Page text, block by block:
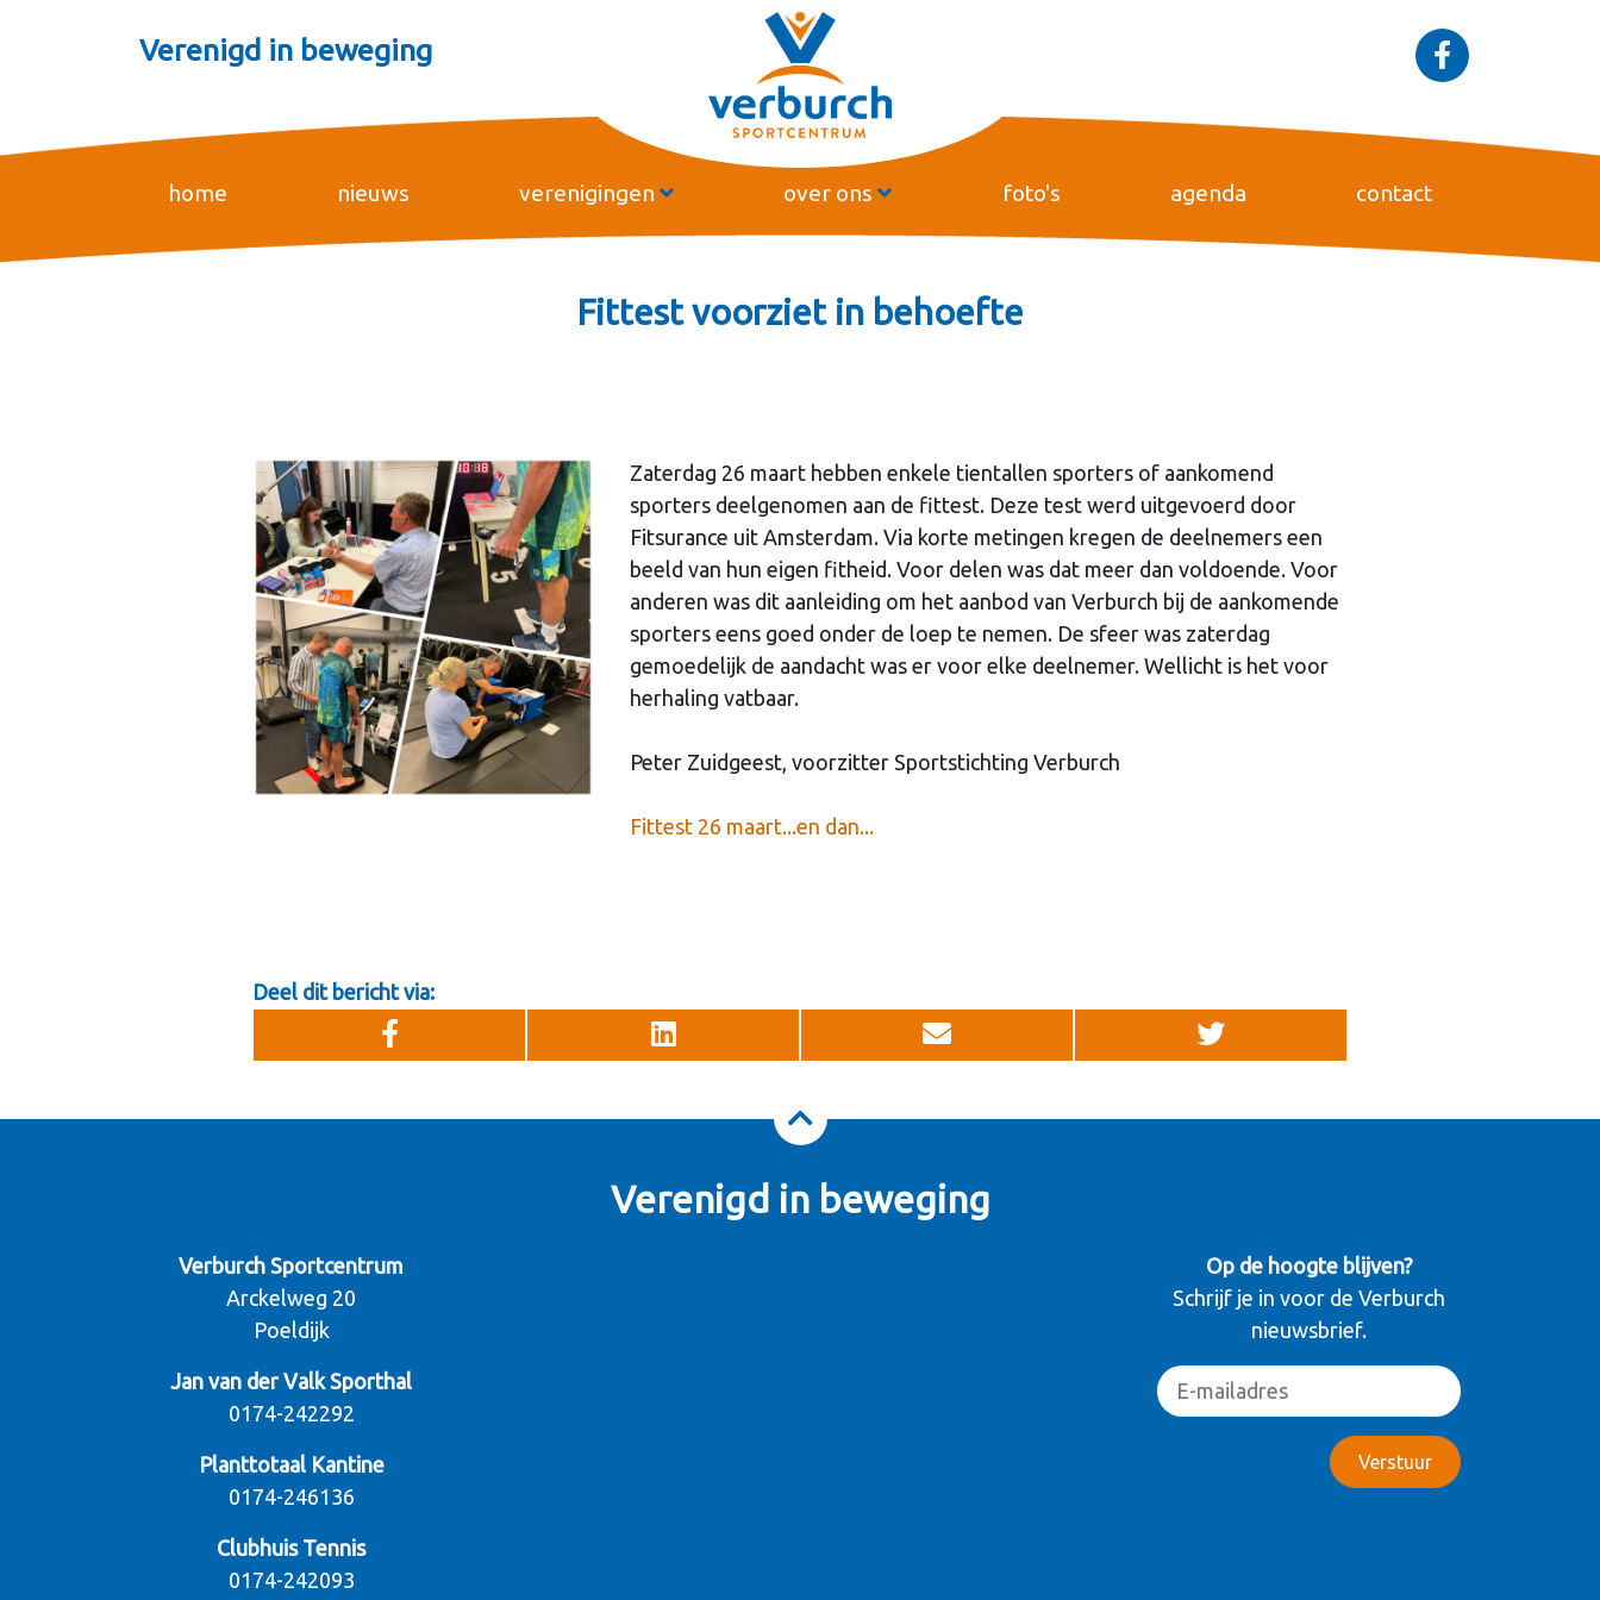
Verenigd in beweging
home nieuws verenigingen over ons foto's agenda contact
Fittest voorziet in behoefte
Zaterdag 26 maart hebben enkele tientallen sporters of aankomend
sporters deelgenomen aan de fittest. Deze test werd uitgevoerd door
Fitsurance uit Amsterdam. Via korte metingen kregen de deelnemers een
beeld van hun eigen fitheid. Voor delen was dat meer dan voldoende. Voor
anderen was dit aanleiding om het aanbod van Verburch bij de aankomende
sporters eens goed onder de loep te nemen. De sfeer was zaterdag
gemoedelijk de aandacht was er voor elke deelnemer. Wellicht is het voor
herhaling vatbaar.
Peter Zuidgeest, voorzitter Sportstichting Verburch
Fittest 26 maart...en dan...
Deel dit bericht via:
Verenigd in beweging
Verburch Sportcentrum
Arckelweg 20
Poeldijk
Jan van der Valk Sporthal
0174-242292
Planttotaal Kantine
0174-246136
Clubhuis Tennis
0174-242093
Op de hoogte blijven?
Schrijf je in voor de Verburch
nieuwsbrief.